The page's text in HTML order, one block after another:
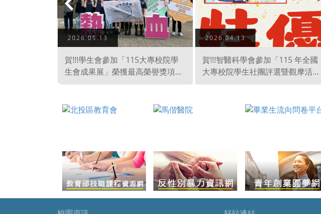
2026.05.13
賀!!!學生會參加「115大專校院學
生會成果展」榮獲最高榮譽獎項
「卓越獎」。感謝尤振宇老師指
2026.04.13
賀!!!智醫科學會參加「115 年全國
大專校院學生社團評選暨觀摩活
動」榮獲技專校院「自治性、綜合
「學術性、學藝性佳作獎」。
上
一
頁